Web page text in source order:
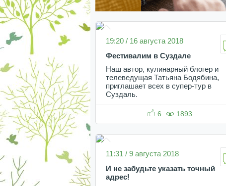
19:20 / 16 августа 2018
Фестивалим в Суздале
Наш автор, кулинарный блогер и
телеведущая Татьяна Бодябина,
приглашает всех в супер-тур в
Суздаль.
6 1893
11:31 / 9 августа 2018
И не забудьте указать точный
адрес!